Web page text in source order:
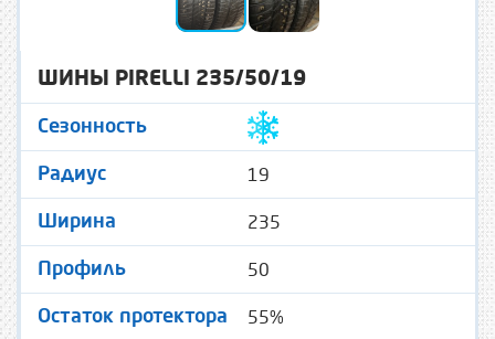
ШИНЫ PIRELLI 235/50/19
Сезонность
Радиус 19
Ширина 235
Профиль 50
Остаток протектора 55%